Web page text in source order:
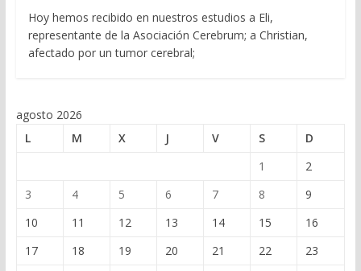
Hoy hemos recibido en nuestros estudios a Eli,
representante de la Asociación Cerebrum; a Christian,
afectado por un tumor cerebral;
agosto 2026
L
M X J V S
D
1
2
3
4 5 6 7 8
9
10
11 12 13 14 15
16
17
18 19 20 21 22
23